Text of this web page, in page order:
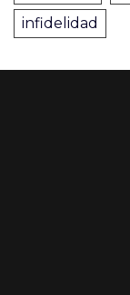
infidelidad